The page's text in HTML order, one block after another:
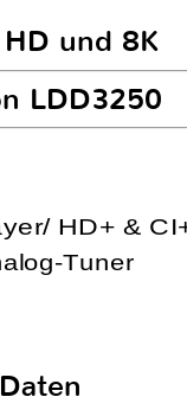
und 8K
LDD3250
HD+ &
Tuner